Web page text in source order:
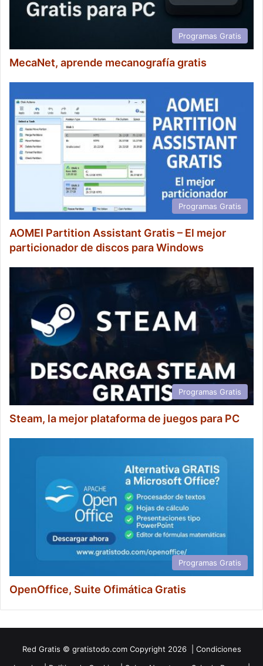
Programas Gratis
MecaNet, aprende mecanografía gratis
Programas Gratis
AOMEI Partition Assistant Gratis – El mejor
particionador de discos para Windows
Programas Gratis
Steam, la mejor plataforma de juegos para PC
Programas Gratis
OpenOffice, Suite Ofimática Gratis
Red Gratis © gratistodo.com Copyright 2026 | Condiciones